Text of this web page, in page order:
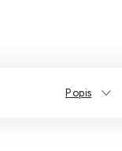
Popis